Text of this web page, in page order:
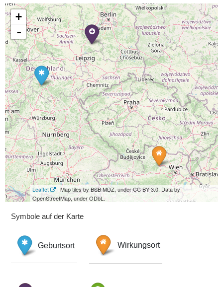
+
-
Leaflet
| Map tiles by BSB MDZ, under CC BY 3.0. Data by
OpenStreetMap, under ODbL.
Symbole auf der Karte
Geburtsort Wirkungsort